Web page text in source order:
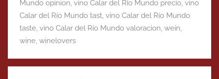
Mundo opinion, vino Calar del Río Mundo precio, vino
Calar del Río Mundo tast, vino Calar del Río Mundo
taste, vino Calar del Río Mundo valoracion, wein,
wine, winelovers